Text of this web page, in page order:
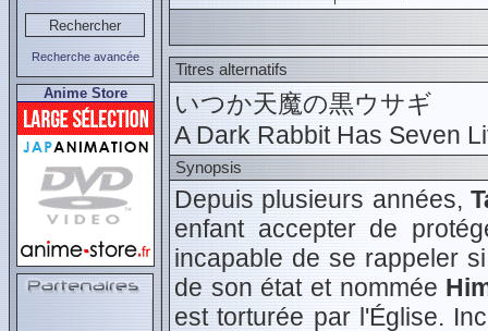
Recherche avancée
Anime Store
Titres alternatifs
いつか天魔の黒ウサギ
A Dark Rabbit Has Seven
Synopsis
Depuis plusieurs années,
enfant accepter de
incapable de se rappeler
de son état et nommée
est torturée par l'Église.